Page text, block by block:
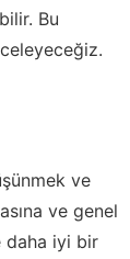
Bu
ve
ve genel
daha iyi bir